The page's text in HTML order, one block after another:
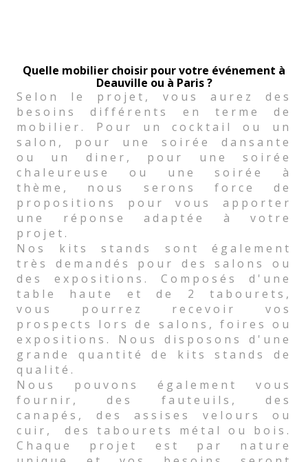
Quelle mobilier choisir pour votre événement à
Deauville ou à Paris ?
Selon le projet, vous aurez des
besoins différents en terme de
mobilier. Pour un cocktail ou un
salon, pour une soirée dansante
ou un diner, pour une soirée
chaleureuse ou une soirée à
thème, nous serons force de
propositions pour vous apporter
une réponse adaptée à votre
projet.
Nos kits stands sont également
très demandés pour des salons ou
des expositions. Composés d'une
table haute et de 2 tabourets,
vous pourrez recevoir vos
prospects lors de salons, foires ou
expositions. Nous disposons d'une
grande quantité de kits stands de
qualité.
Nous pouvons également vous
fournir, des fauteuils, des
canapés, des assises velours ou
cuir, des tabourets métal ou bois.
Chaque projet est par nature